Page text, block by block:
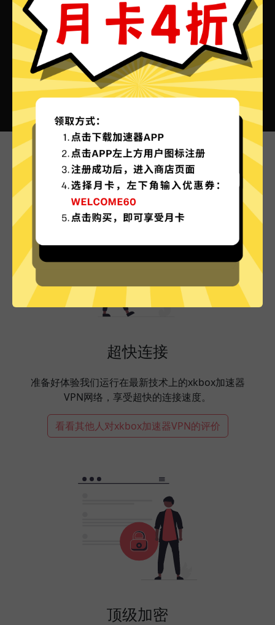
xkbox加速器VPN的特色
超快连接
准备好体验我们运行在最新技术上的xkbox加速器
VPN网络，享受超快的连接速度。
看看其他人对xkbox加速器VPN的评价
顶级加密